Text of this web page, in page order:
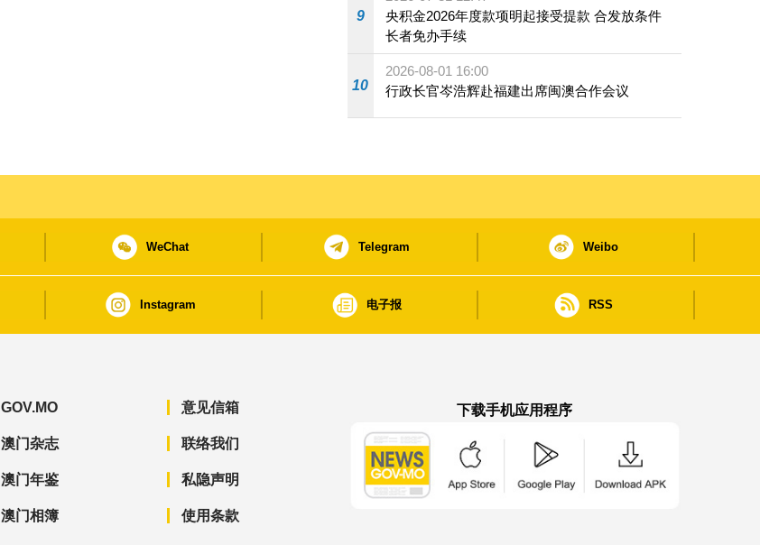
9
央积金2026年度款项明起接受提款 合发放条件
长者免办手续
10
2026-08-01 16:00
行政长官岑浩辉赴福建出席闽澳合作会议
WeChat Telegram Weibo
Instagram 电子报 RSS
GOV.MO
澳门杂志
澳门年鉴
澳门相簿
意见信箱
联络我们
私隐声明
使用条款
下载手机应用程序